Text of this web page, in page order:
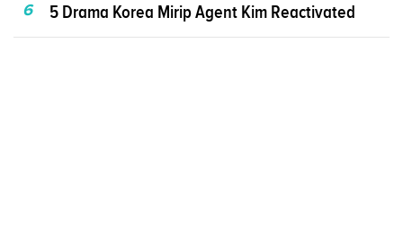
6 5 Drama Korea Mirip Agent Kim Reactivated